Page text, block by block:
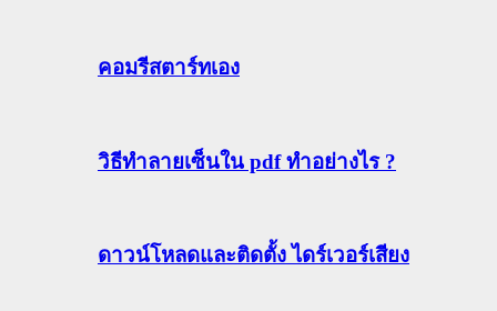
คอมรีสตาร์ทเอง
วิธีทําลายเซ็นใน pdf ทำอย่างไร ?
ดาวน์โหลดและติดตั้ง ไดร์เวอร์เสียง